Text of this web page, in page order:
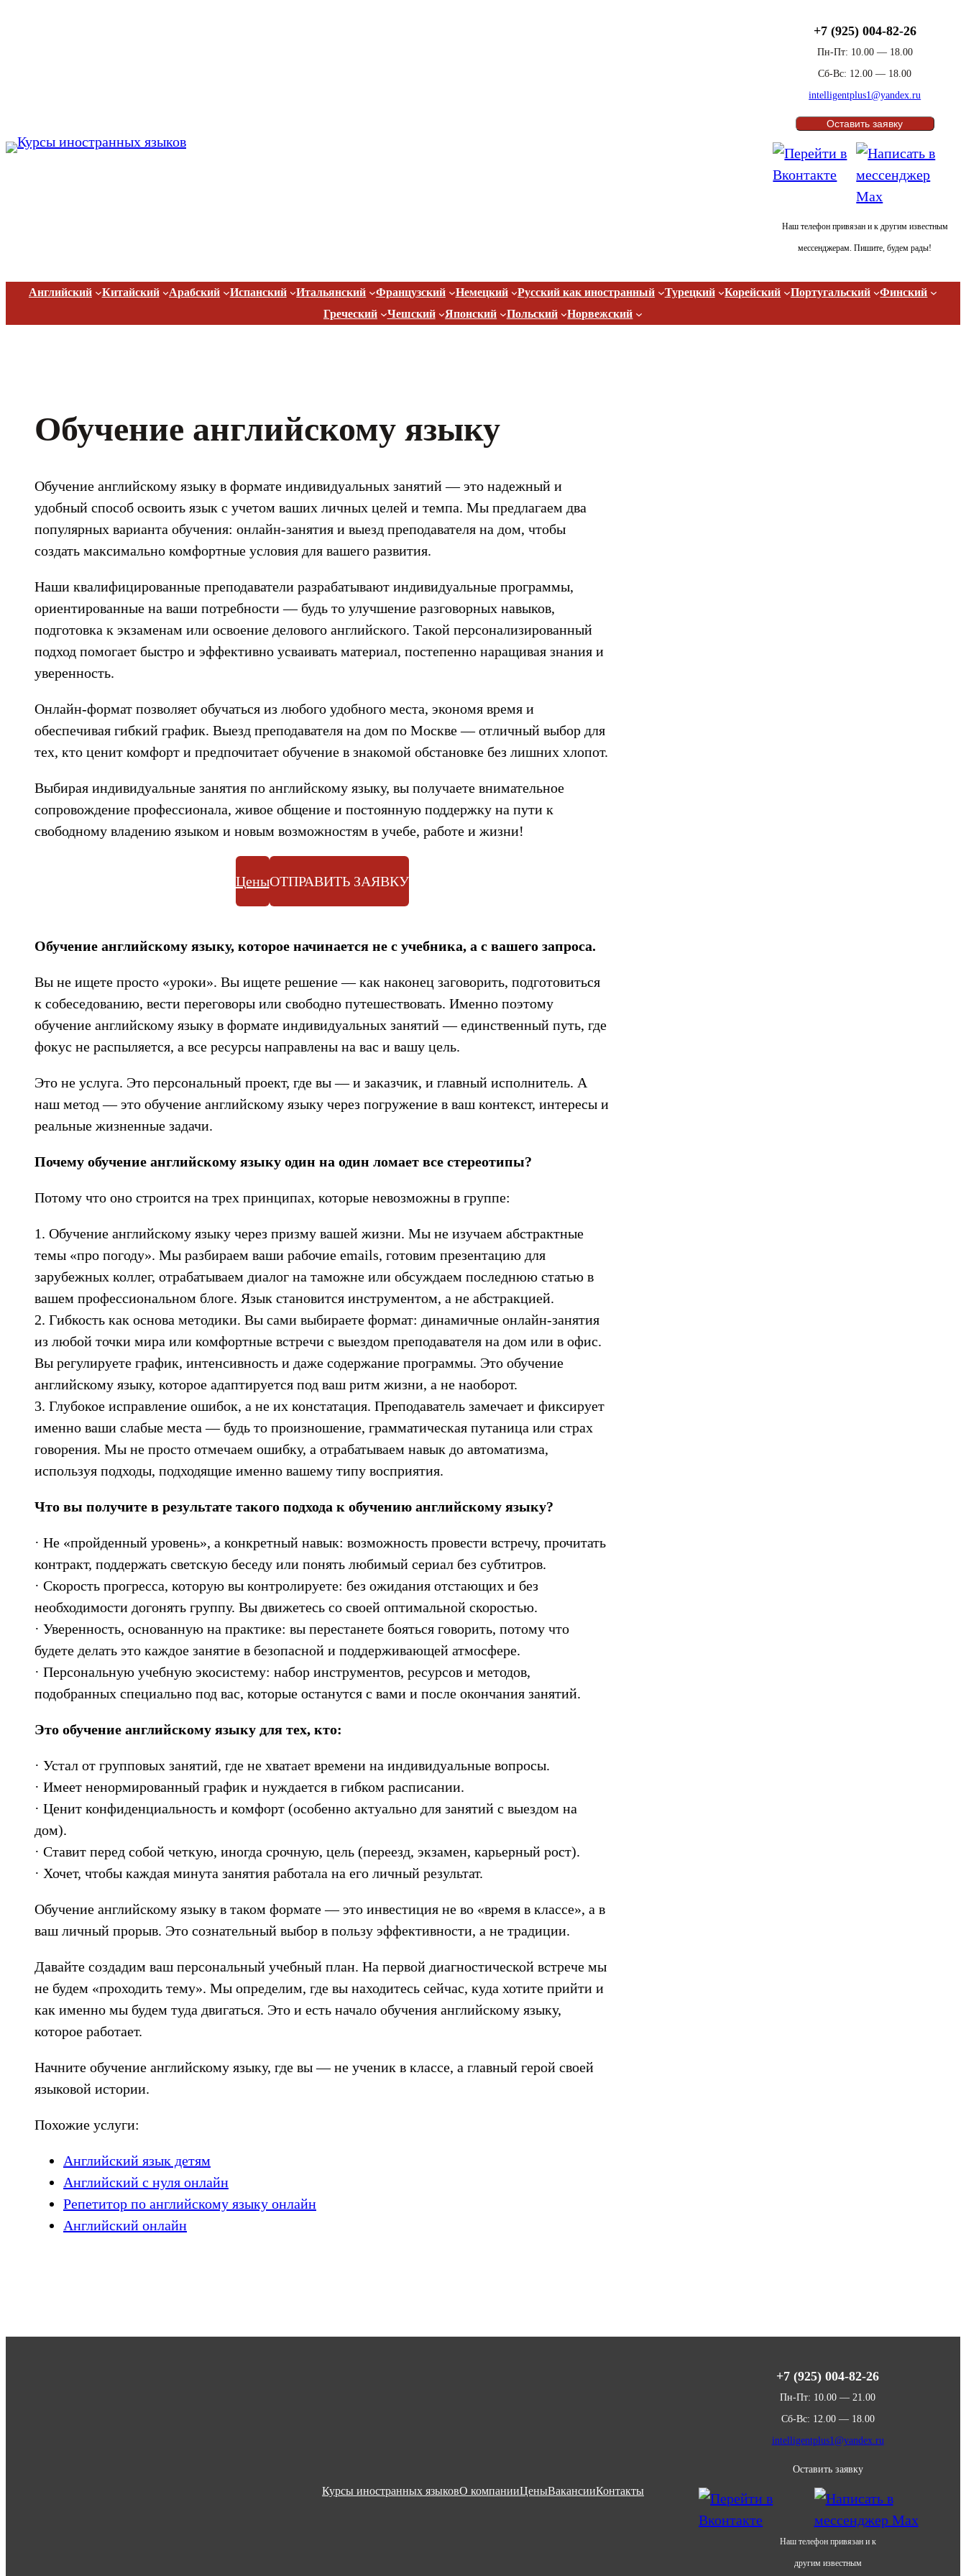
+7 (925) 004-82-26
Пн-Пт: 10.00 — 18.00
Сб-Вс: 12.00 — 18.00
intelligentplus1@yandex.ru
Оставить заявку
Наш телефон привязан и к другим известным
мессенджерам. Пишите, будем рады!
Английский Китайский Арабский Испанский Итальянский Французский Немецкий Русский как иностранный Турецкий Корейский Португальский
Финский
Греческий
Чешский Японский Польский Норвежский
Обучение английскому языку
Обучение английскому языку в формате индивидуальных занятий — это надежный и
удобный способ освоить язык с учетом ваших личных целей и темпа. Мы предлагаем два
популярных варианта обучения: онлайн-занятия и выезд преподавателя на дом, чтобы
создать максимально комфортные условия для вашего развития.
Наши квалифицированные преподаватели разрабатывают индивидуальные программы,
ориентированные на ваши потребности — будь то улучшение разговорных навыков,
подготовка к экзаменам или освоение делового английского. Такой персонализированный
подход помогает быстро и эффективно усваивать материал, постепенно наращивая знания и
уверенность.
Онлайн-формат позволяет обучаться из любого удобного места, экономя время и
обеспечивая гибкий график. Выезд преподавателя на дом по Москве — отличный выбор для
тех, кто ценит комфорт и предпочитает обучение в знакомой обстановке без лишних хлопот.
Выбирая индивидуальные занятия по английскому языку, вы получаете внимательное
сопровождение профессионала, живое общение и постоянную поддержку на пути к
свободному владению языком и новым возможностям в учебе, работе и жизни!
ЦеныОТПРАВИТЬ ЗАЯВКУ
Обучение английскому языку, которое начинается не с учебника, а с вашего запроса.
Вы не ищете просто «уроки». Вы ищете решение — как наконец заговорить, подготовиться
к собеседованию, вести переговоры или свободно путешествовать. Именно поэтому
обучение английскому языку в формате индивидуальных занятий — единственный путь, где
фокус не распыляется, а все ресурсы направлены на вас и вашу цель.
Это не услуга. Это персональный проект, где вы — и заказчик, и главный исполнитель. А
наш метод — это обучение английскому языку через погружение в ваш контекст, интересы и
реальные жизненные задачи.
Почему обучение английскому языку один на один ломает все стереотипы?
Потому что оно строится на трех принципах, которые невозможны в группе:
1. Обучение английскому языку через призму вашей жизни. Мы не изучаем абстрактные
темы «про погоду». Мы разбираем ваши рабочие emails, готовим презентацию для
зарубежных коллег, отрабатываем диалог на таможне или обсуждаем последнюю статью в
вашем профессиональном блоге. Язык становится инструментом, а не абстракцией.
2. Гибкость как основа методики. Вы сами выбираете формат: динамичные онлайн-занятия
из любой точки мира или комфортные встречи с выездом преподавателя на дом или в офис.
Вы регулируете график, интенсивность и даже содержание программы. Это обучение
английскому языку, которое адаптируется под ваш ритм жизни, а не наоборот.
3. Глубокое исправление ошибок, а не их констатация. Преподаватель замечает и фиксирует
именно ваши слабые места — будь то произношение, грамматическая путаница или страх
говорения. Мы не просто отмечаем ошибку, а отрабатываем навык до автоматизма,
используя подходы, подходящие именно вашему типу восприятия.
Что вы получите в результате такого подхода к обучению английскому языку?
· Не «пройденный уровень», а конкретный навык: возможность провести встречу, прочитать
контракт, поддержать светскую беседу или понять любимый сериал без субтитров.
· Скорость прогресса, которую вы контролируете: без ожидания отстающих и без
необходимости догонять группу. Вы движетесь со своей оптимальной скоростью.
· Уверенность, основанную на практике: вы перестанете бояться говорить, потому что
будете делать это каждое занятие в безопасной и поддерживающей атмосфере.
· Персональную учебную экосистему: набор инструментов, ресурсов и методов,
подобранных специально под вас, которые останутся с вами и после окончания занятий.
Это обучение английскому языку для тех, кто:
· Устал от групповых занятий, где не хватает времени на индивидуальные вопросы.
· Имеет ненормированный график и нуждается в гибком расписании.
· Ценит конфиденциальность и комфорт (особенно актуально для занятий с выездом на
дом).
· Ставит перед собой четкую, иногда срочную, цель (переезд, экзамен, карьерный рост).
· Хочет, чтобы каждая минута занятия работала на его личный результат.
Обучение английскому языку в таком формате — это инвестиция не во «время в классе», а в
ваш личный прорыв. Это сознательный выбор в пользу эффективности, а не традиции.
Давайте создадим ваш персональный учебный план. На первой диагностической встрече мы
не будем «проходить тему». Мы определим, где вы находитесь сейчас, куда хотите прийти и
как именно мы будем туда двигаться. Это и есть начало обучения английскому языку,
которое работает.
Начните обучение английскому языку, где вы — не ученик в классе, а главный герой своей
языковой истории.
Похожие услуги:
Английский язык детям
Английский с нуля онлайн
Репетитор по английскому языку онлайн
Английский онлайн
Курсы иностранных языковО компанииЦеныВакансииКонтакты
+7 (925) 004-82-26
Пн-Пт: 10.00 — 21.00
Сб-Вс: 12.00 — 18.00
intelligentplus1@yandex.ru
Оставить заявку
Наш телефон привязан и к
другим известным